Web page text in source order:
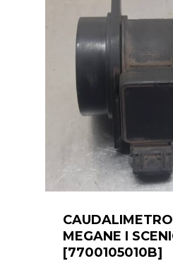
MEGANE I
[7700105010B]